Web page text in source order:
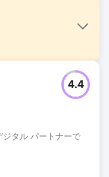
に表示されるのに苦
の売り上げが停滞して
した。彼女は、
などと対等な競
。
ムページにはカスタ
タル パートナーで
4.4